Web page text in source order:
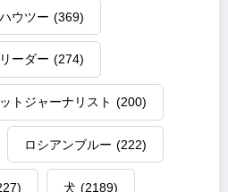
ハウツー (369)
ーダー (274)
トジャーナリスト (200)
ロシアンブルー (222)
犬 (2189)